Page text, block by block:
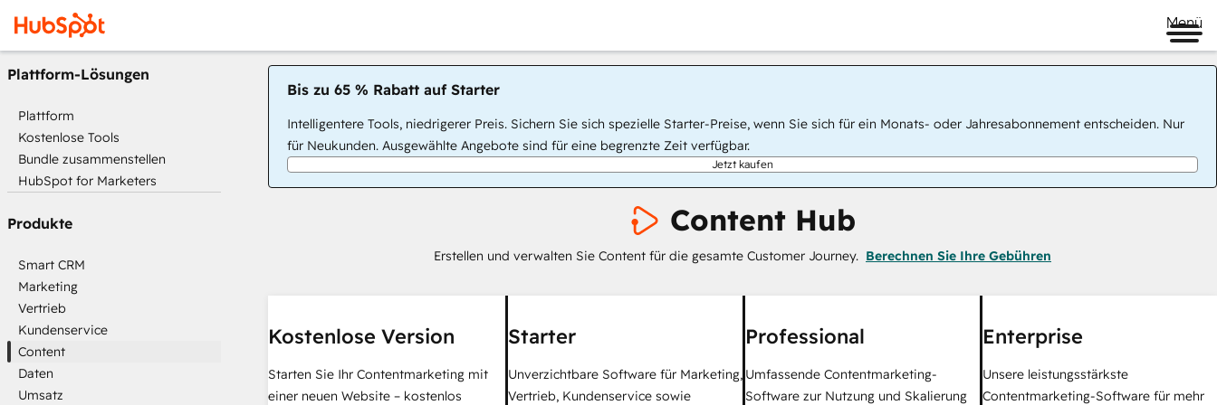
Menü
Plattform-Lösungen
Plattform
Kostenlose Tools
Bundle zusammenstellen
HubSpot for Marketers
Produkte
Smart CRM
Marketing
Vertrieb
Kundenservice
Content
Daten
Umsatz
Bis zu 65 % Rabatt auf Starter
Intelligentere Tools, niedrigerer Preis. Sichern Sie sich spezielle Starter-Preise, wenn Sie sich für ein Monats- oder Jahresabonnement entscheiden. Nur
für Neukunden. Ausgewählte Angebote sind für eine begrenzte Zeit verfügbar.
Jetzt kaufen
Content Hub
Erstellen und verwalten Sie Content für die gesamte Customer Journey. Berechnen Sie Ihre Gebühren
Kostenlose Version
Starten Sie Ihr Contentmarketing mit
einer neuen Website – kostenlos
Starter
Unverzichtbare Software für Marketing,
Vertrieb, Kundenservice sowie
Professional
Umfassende Contentmarketing-
Software zur Nutzung und Skalierung
Enterprise
Unsere leistungsstärkste
Contentmarketing-Software für mehr